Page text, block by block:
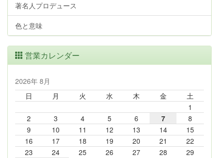
著名人プロデュース
色と意味
営業カレンダー
2026年 8月
日
月 火 水 木 金
土
1
2
3 4 5 6 7
8
9
10 11 12 13 14
15
16
17 18 19 20 21
22
23
24 25 26 27 28 29